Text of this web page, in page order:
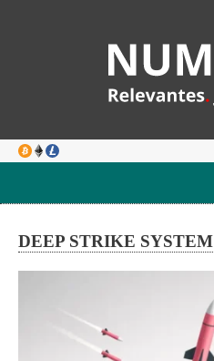
DEEP STRIKE SYSTEM